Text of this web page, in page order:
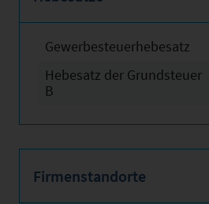
Gewerbesteuerhebesatz
Hebesatz der Grundsteuer
B
Firmenstandorte